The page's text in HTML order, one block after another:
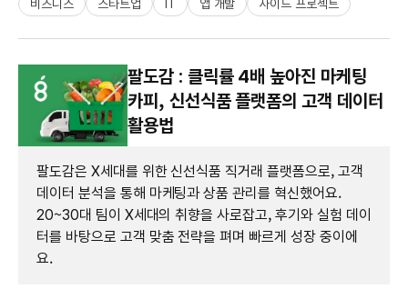
비즈니스 스타트업 IT 앱 개발 사이드 프로젝트
팔도감 : 클릭률 4배 높아진 마케팅
카피, 신선식품 플랫폼의 고객 데이터
활용법
팔도감은 X세대를 위한 신선식품 직거래 플랫폼으로, 고객
데이터 분석을 통해 마케팅과 상품 관리를 혁신했어요.
20~30대 팀이 X세대의 취향을 사로잡고, 후기와 실험 데이
터를 바탕으로 고객 맞춤 전략을 펴며 빠르게 성장 중이에
요.